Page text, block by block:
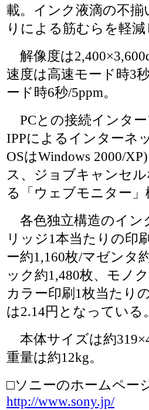
載。インク液滴の不
りによる筋むらを軽
解像度は
速度は高速モード時3
ード時6秒/5ppm。
PCとの接続インター
IPPによるインターネ
OSはWindows 2000/
ス、ジョブキャンセ
る「ウェブモニター
各色独立構造のイン
リッジ1本当たりの印
ー約1,160枚/マゼンタ
ック約1,480枚、モノ
カラー印刷1枚当たり
は2.14円となっている
本体サイズは約
重量は約12kg。
□ソニーのホームペー
http://www.sony.jp/